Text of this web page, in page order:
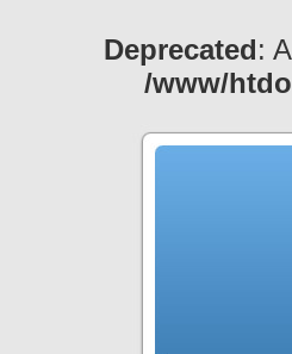
Deprecated:
/www/